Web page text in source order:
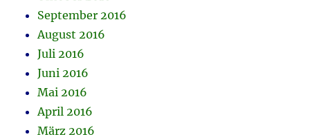
September 2016
August 2016
Juli 2016
Juni 2016
Mai 2016
April 2016
März 2016